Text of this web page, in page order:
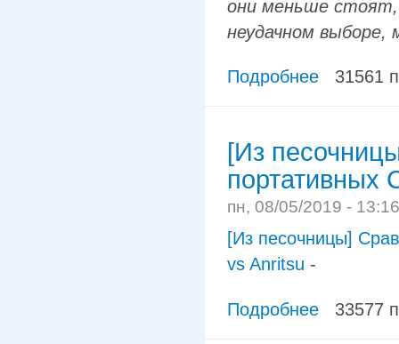
они меньше стоят,
неудачном
Подробнее 31561
[Из
портативных
пн, 08/05/2019 -
[Из песочницы]
vs Anritsu -
Подробнее 33577